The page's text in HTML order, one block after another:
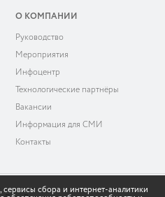
О КОМПАНИИ
Руководство
Мероприятия
Инфоцентр
Технологические партнёры
Вакансии
Информация для СМИ
Контакты
сервисы сбора и интернет-аналитики